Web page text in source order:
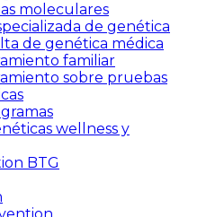
moleculares
de genética
de genética médica
familiar
sobre pruebas
wellness y
BTG